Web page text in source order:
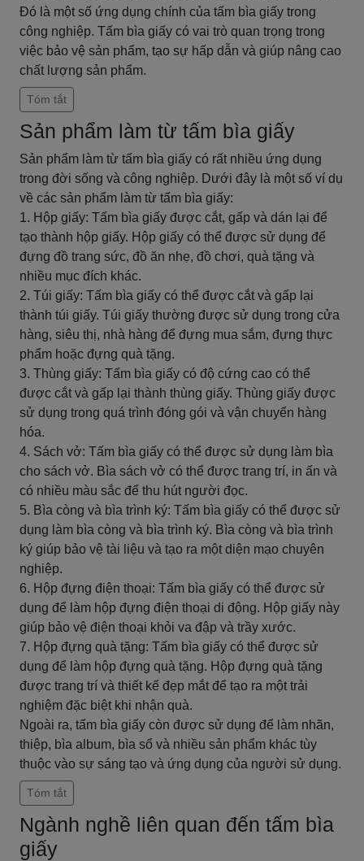
Đó là một số ứng dụng chính của tấm bìa giấy trong
công nghiệp. Tấm bìa giấy có vai trò quan trọng trong
việc bảo vệ sản phẩm, tạo sự hấp dẫn và giúp nâng cao
chất lượng sản phẩm.
Tóm tắt
Sản phẩm làm từ tấm bìa giấy
Sản phẩm làm từ tấm bìa giấy có rất nhiều ứng dụng
trong đời sống và công nghiệp. Dưới đây là một số ví dụ
về các sản phẩm làm từ tấm bìa giấy:
1. Hộp giấy: Tấm bìa giấy được cắt, gấp và dán lại để
tạo thành hộp giấy. Hộp giấy có thể được sử dụng để
đựng đồ trang sức, đồ ăn nhẹ, đồ chơi, quà tặng và
nhiều mục đích khác.
2. Túi giấy: Tấm bìa giấy có thể được cắt và gấp lại
thành túi giấy. Túi giấy thường được sử dụng trong cửa
hàng, siêu thị, nhà hàng để đựng mua sắm, đựng thực
phẩm hoặc đựng quà tặng.
3. Thùng giấy: Tấm bìa giấy có độ cứng cao có thể
được cắt và gấp lại thành thùng giấy. Thùng giấy được
sử dụng trong quá trình đóng gói và vận chuyển hàng
hóa.
4. Sách vở: Tấm bìa giấy có thể được sử dụng làm bìa
cho sách vở. Bìa sách vở có thể được trang trí, in ấn và
có nhiều màu sắc để thu hút người đọc.
5. Bìa còng và bìa trình ký: Tấm bìa giấy có thể được sử
dụng làm bìa còng và bìa trình ký. Bìa còng và bìa trình
ký giúp bảo vệ tài liệu và tạo ra một diện mạo chuyên
nghiệp.
6. Hộp đựng điện thoại: Tấm bìa giấy có thể được sử
dụng để làm hộp đựng điện thoại di động. Hộp giấy này
giúp bảo vệ điện thoại khỏi va đập và trầy xước.
7. Hộp đựng quà tặng: Tấm bìa giấy có thể được sử
dụng để làm hộp đựng quà tặng. Hộp đựng quà tặng
được trang trí và thiết kế đẹp mắt để tạo ra một trải
nghiệm đặc biệt khi nhận quà.
Ngoài ra, tấm bìa giấy còn được sử dụng để làm nhãn,
thiệp, bìa album, bìa sổ và nhiều sản phẩm khác tùy
thuộc vào sự sáng tạo và ứng dụng của người sử dụng.
Tóm tắt
Ngành nghề liên quan đến tấm bìa
giấy